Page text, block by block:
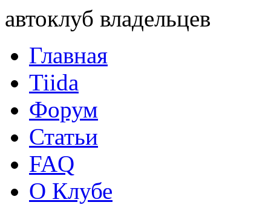
автоклуб владельцев
Главная
Tiida
Форум
Статьи
FAQ
О Клубе